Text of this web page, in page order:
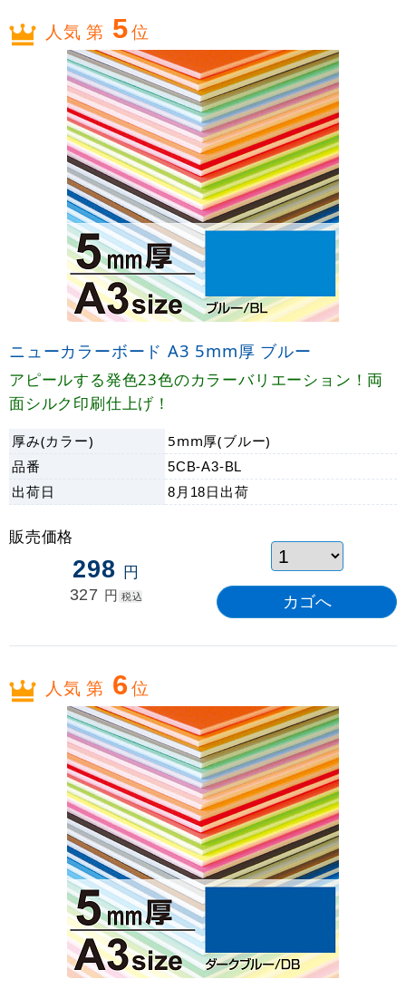
人気 第 5位
ニューカラーボード A3 5mm厚 ブルー
アピールする発色23色のカラーバリエーション！両
面シルク印刷仕上げ！
厚み(カラー)
5mm厚(ブルー)
品番
5CB-A3-BL
出荷日 8月18日 出荷
販売価格
298 円
327 円 税込
人気 第 6位